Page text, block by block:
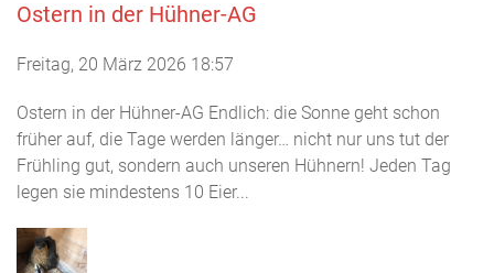
Ostern in der Hühner-AG
Freitag, 20 März 2026 18:57
Ostern in der Hühner-AG Endlich: die Sonne geht schon
früher auf, die Tage werden länger… nicht nur uns tut der
Frühling gut, sondern auch unseren Hühnern! Jeden Tag
legen sie mindestens 10 Eier...